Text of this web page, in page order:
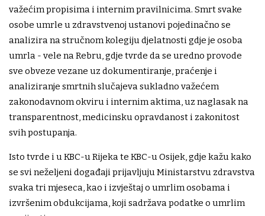
važećim propisima i internim pravilnicima. Smrt svake
osobe umrle u zdravstvenoj ustanovi pojedinačno se
analizira na stručnom kolegiju djelatnosti gdje je osoba
umrla - vele na Rebru, gdje tvrde da se uredno provode
sve obveze vezane uz dokumentiranje, praćenje i
analiziranje smrtnih slučajeva sukladno važećem
zakonodavnom okviru i internim aktima, uz naglasak na
transparentnost, medicinsku opravdanost i zakonitost
svih postupanja.
Isto tvrde i u KBC-u Rijeka te KBC-u Osijek, gdje kažu kako
se svi neželjeni događaji prijavljuju Ministarstvu zdravstva
svaka tri mjeseca, kao i izvještaj o umrlim osobama i
izvršenim obdukcijama, koji sadržava podatke o umrlim